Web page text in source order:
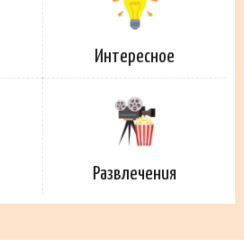
Интересное
Развлечения